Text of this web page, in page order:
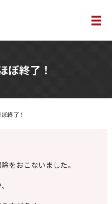
メ
ぼ終了！
終了！
をおこないました。